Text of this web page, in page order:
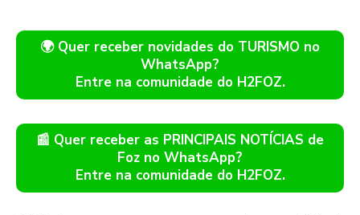
🌍 Quer receber novidades do TURISMO no
WhatsApp?
Entre na comunidade do H2FOZ.
📰 Quer receber as PRINCIPAIS NOTÍCIAS de
Foz no WhatsApp?
Entre na comunidade do H2FOZ.